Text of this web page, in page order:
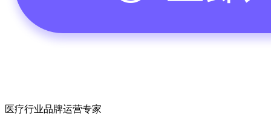
医疗行业品牌运营专家